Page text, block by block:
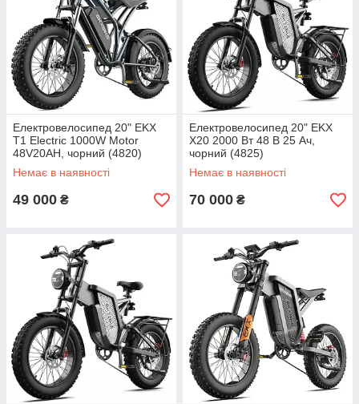
Електровелосипед 20" EKX
T1 Electric 1000W Motor
48V20AH, чорний (4820)
Немає в наявності
49 000 ₴
Електровелосипед 20" EKX
X20 2000 Вт 48 В 25 Ач,
чорний (4825)
Немає в наявності
70 000 ₴